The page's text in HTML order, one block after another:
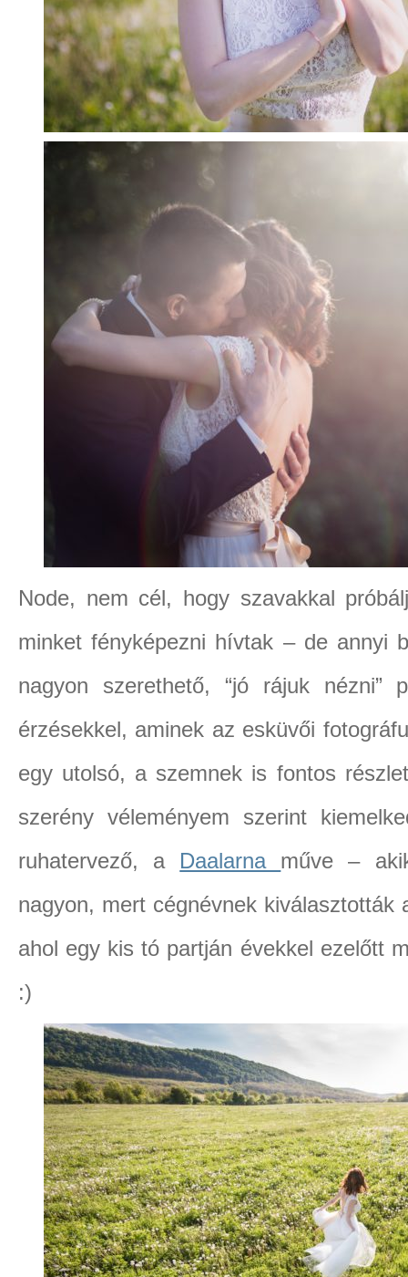
Node, nem cél, hogy szavakkal
minket fényképezni hívtak – de annyi
nagyon szerethető, “jó rájuk nézni”
érzésekkel, aminek az esküvői
egy utolsó, a szemnek is fontos
szerény véleményem szerint
ruhatervező, a Daalarna műve –
nagyon, mert cégnévnek
ahol egy kis tó partján évekkel ezelőtt
:)